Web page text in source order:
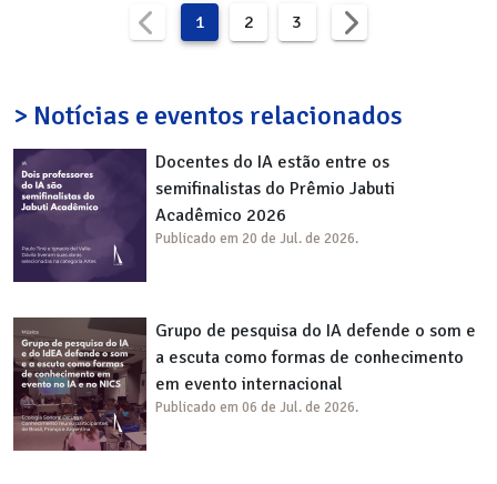
1 2 3
> Notícias e eventos relacionados
Docentes do IA estão entre os
semifinalistas do Prêmio Jabuti
Acadêmico 2026
Publicado em 20 de Jul. de 2026.
Grupo de pesquisa do IA defende o som e
a escuta como formas de conhecimento
em evento internacional
Publicado em 06 de Jul. de 2026.